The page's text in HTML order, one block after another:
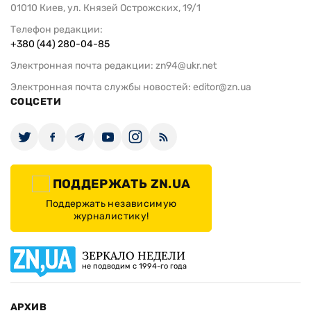
01010 Киев, ул. Князей Острожских, 19/1
Телефон редакции:
+380 (44) 280-04-85
Электронная почта редакции: zn94@ukr.net
Электронная почта службы новостей: editor@zn.ua
СОЦСЕТИ
ПОДДЕРЖАТЬ ZN.UA
Поддержать независимую
журналистику!
ЗЕРКАЛО НЕДЕЛИ
не подводим с 1994-го года
АРХИВ